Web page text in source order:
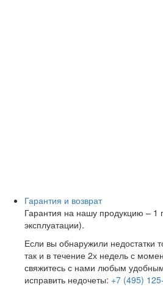
Гарантия и возврат
Гарантия на нашу продукцию – 1
эксплуатации).
Если вы обнаружили недостатки
так и в течение 2х недель с
свяжитесь с нами любым
исправить недочеты: +7 (495)